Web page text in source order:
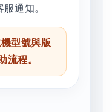
通知。
型號與版
流程。